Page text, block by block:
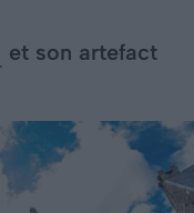
et son artefact